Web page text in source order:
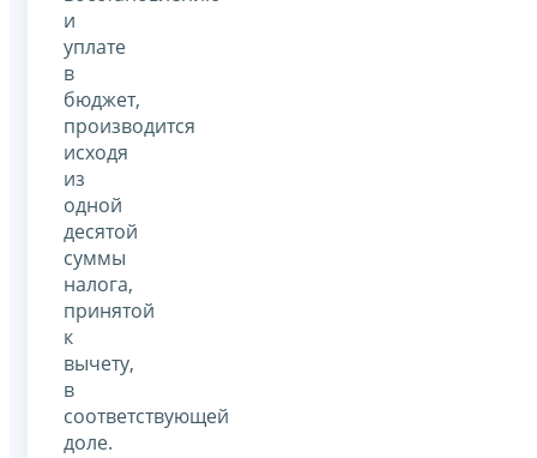
и
уплате
в
бюджет,
производится
исходя
из
одной
десятой
суммы
налога,
принятой
к
вычету,
в
соответствующей
доле.